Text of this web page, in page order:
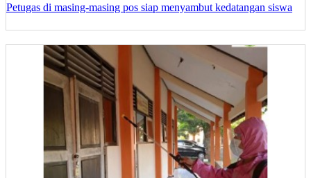
Petugas di masing-masing pos siap menyambut kedatangan siswa